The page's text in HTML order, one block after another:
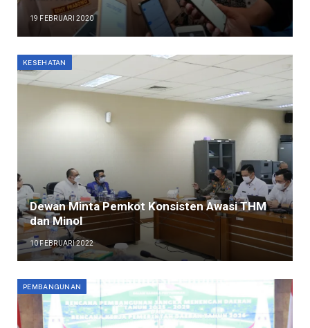
19 FEBRUARI 2020
KESEHATAN
Dewan Minta Pemkot Konsisten Awasi THM
dan Minol
10 FEBRUARI 2022
PEMBANGUNAN